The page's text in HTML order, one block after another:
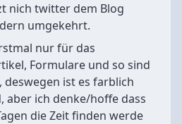
nich twitter dem Blog
umgekehrt.
nur für das
Formulare und so sind
ist es farblich
aber ich denke/hoffe dass
die Zeit finden werde